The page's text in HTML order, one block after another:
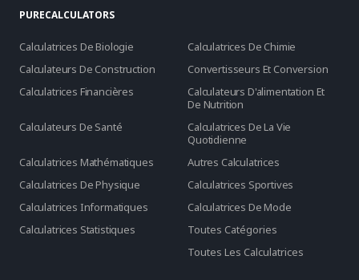
PURECALCULATORS
Calculatrices De Biologie
Calculatrices De Chimie
Calculateurs De Construction
Convertisseurs Et Conversion
Calculatrices Financières
Calculateurs D'alimentation Et
De Nutrition
Calculateurs De Santé
Calculatrices De La Vie
Quotidienne
Calculatrices Mathématiques
Autres Calculatrices
Calculatrices De Physique
Calculatrices Sportives
Calculatrices Informatiques
Calculatrices De Mode
Calculatrices Statistiques
Toutes Catégories
Toutes Les Calculatrices